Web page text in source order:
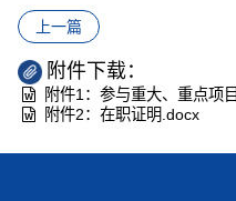
上一篇
附件下载：
附件1：参与重大、重点项
附件2：在职证明.docx